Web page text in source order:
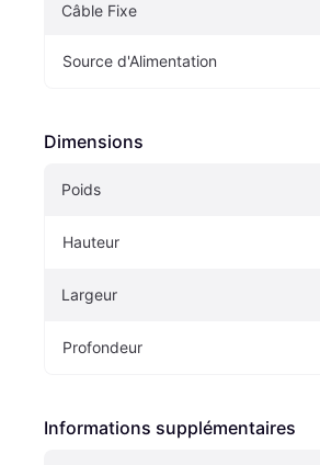
Câble Fixe
Source d'Alimentation
Dimensions
Poids
Hauteur
Largeur
Profondeur
Informations supplémentaires